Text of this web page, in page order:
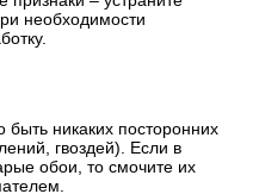
необходимости
никаких посторонних
гвоздей). Если в
обои, то смочите их